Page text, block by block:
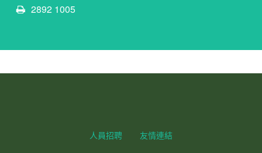
2892 1005
人員招聘 友情連結